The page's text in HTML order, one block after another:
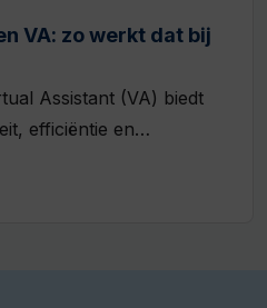
VA: zo werkt dat bij
Assistant (VA) biedt
efficiëntie en…